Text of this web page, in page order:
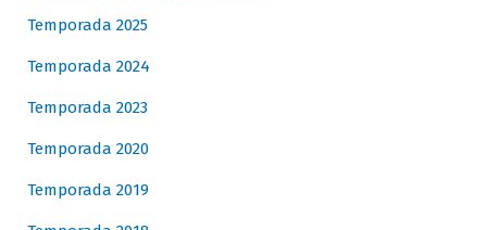
Temporada 2025
Temporada 2024
Temporada 2023
Temporada 2020
Temporada 2019